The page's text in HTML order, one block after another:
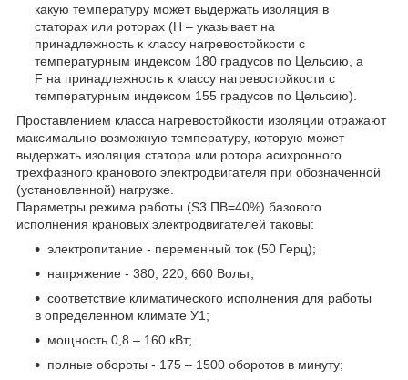
какую температуру может выдержать изоляция в
статорах или роторах (Н – указывает на
принадлежность к классу нагревостойкости с
температурным индексом 180 градусов по Цельсию, а
F на принадлежность к классу нагревостойкости с
температурным индексом 155 градусов по Цельсию).
Проставлением класса нагревостойкости изоляции отражают
максимально возможную температуру, которую может
выдержать изоляция статора или ротора асихронного
трехфазного кранового электродвигателя при обозначенной
(установленной) нагрузке.
Параметры режима работы (S3 ПВ=40%) базового
исполнения крановых электродвигателей таковы:
электропитание - переменный ток (50 Герц);
напряжение - 380, 220, 660 Вольт;
соответствие климатического исполнения для работы
в определенном климате У1;
мощность 0,8 – 160 кВт;
полные обороты - 175 – 1500 оборотов в минуту;